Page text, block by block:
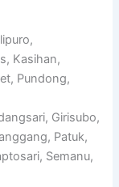
Kasihan,
Pundong,
Girisubo,
Patuk,
Semanu,